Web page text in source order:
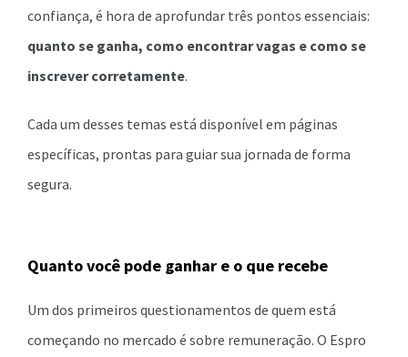
confiança, é hora de aprofundar três pontos essenciais:
quanto se ganha, como encontrar vagas e como se
inscrever corretamente.
Cada um desses temas está disponível em páginas
específicas, prontas para guiar sua jornada de forma
segura.
Quanto você pode ganhar e o que recebe
Um dos primeiros questionamentos de quem está
começando no mercado é sobre remuneração. O Espro